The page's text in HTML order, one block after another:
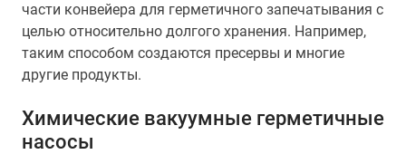
части конвейера для герметичного запечатывания с
целью относительно долгого хранения. Например,
таким способом создаются пресервы и многие
другие продукты.
Химические вакуумные герметичные
насосы